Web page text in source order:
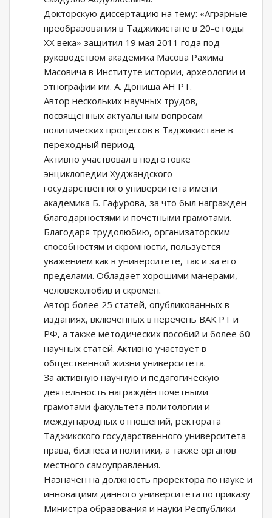
Докторскую диссертацию на тему: «Аграрные
преобразования в Таджикистане в 20-е годы
XX века» защитил 19 мая 2011 года под
руководством академика Масова Рахима
Масовича в Институте истории, археологии и
этнографии им. А. Дониша АН РТ.
Автор нескольких научных трудов,
посвящённых актуальным вопросам
политических процессов в Таджикистане в
переходный период.
Активно участвовал в подготовке
энциклопедии Худжандского
государственного университета имени
академика Б. Гафурова, за что был награжден
благодарностями и почетными грамотами.
Благодаря трудолюбию, организаторским
способностям и скромности, пользуется
уважением как в университете, так и за его
пределами. Обладает хорошими манерами,
человеколюбив и скромен.
Автор более 25 статей, опубликованных в
изданиях, включённых в перечень ВАК РТ и
РФ, а также методических пособий и более 60
научных статей. Активно участвует в
общественной жизни университета.
За активную научную и педагогическую
деятельность награждён почетными
грамотами факультета политологии и
международных отношений, ректората
Таджикского государственного университета
права, бизнеса и политики, а также органов
местного самоуправления.
Назначен на должность проректора по науке и
инновациям данного университета по приказу
Министра образования и науки Республики